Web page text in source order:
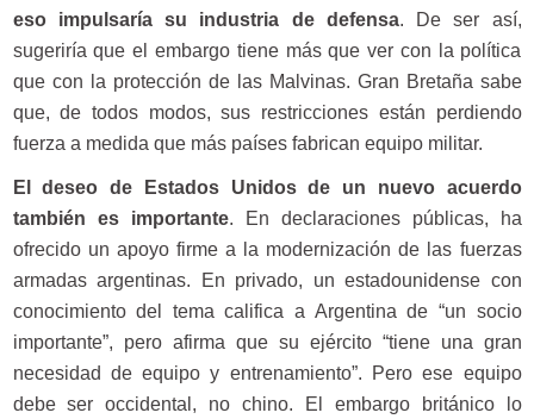
eso impulsaría su industria de defensa. De ser así,
sugeriría que el embargo tiene más que ver con la política
que con la protección de las Malvinas. Gran Bretaña sabe
que, de todos modos, sus restricciones están perdiendo
fuerza a medida que más países fabrican equipo militar.
El deseo de Estados Unidos de un nuevo acuerdo
también es importante. En declaraciones públicas, ha
ofrecido un apoyo firme a la modernización de las fuerzas
armadas argentinas. En privado, un estadounidense con
conocimiento del tema califica a Argentina de “un socio
importante”, pero afirma que su ejército “tiene una gran
necesidad de equipo y entrenamiento”. Pero ese equipo
debe ser occidental, no chino. El embargo británico lo